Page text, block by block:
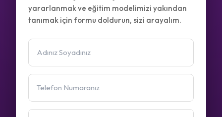
yararlanmak ve eğitim modelimizi yakından
tanımak için formu doldurun, sizi arayalım.